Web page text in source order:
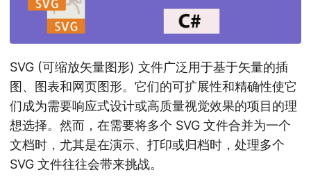
SVG (可缩放矢量图形) 文件广泛用于基于矢量的插
图、图表和网页图形。它们的可扩展性和精确性使它
们成为需要响应式设计或高质量视觉效果的项目的理
想选择。然而，在需要将多个 SVG 文件合并为一个
文档时，尤其是在演示、打印或归档时，处理多个
SVG 文件往往会带来挑战。